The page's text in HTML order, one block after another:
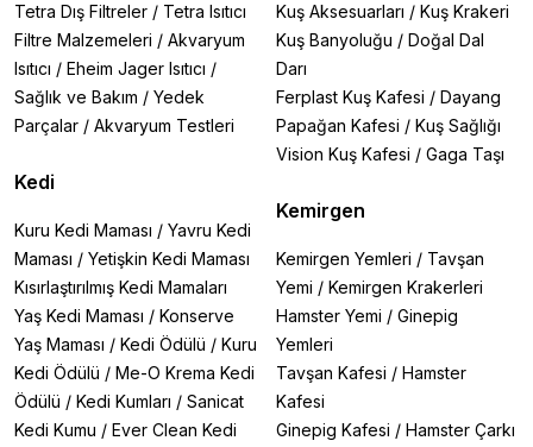
Tetra Dış Filtreler / Tetra Isıtıcı
Filtre Malzemeleri / Akvaryum
Isıtıcı / Eheim Jager Isıtıcı /
Sağlık ve Bakım / Yedek
Parçalar / Akvaryum Testleri
Kedi
Kuru Kedi Maması / Yavru Kedi
Maması / Yetişkin Kedi Maması
Kısırlaştırılmış Kedi Mamaları
Yaş Kedi Maması / Konserve
Yaş Maması / Kedi Ödülü / Kuru
Kedi Ödülü / Me-O Krema Kedi
Ödülü / Kedi Kumları / Sanicat
Kedi Kumu / Ever Clean Kedi
Kuş Aksesuarları / Kuş Krakeri
Kuş Banyoluğu / Doğal Dal
Darı
Ferplast Kuş Kafesi / Dayang
Papağan Kafesi / Kuş Sağlığı
Vision Kuş Kafesi / Gaga Taşı
Kemirgen
Kemirgen Yemleri / Tavşan
Yemi / Kemirgen Krakerleri
Hamster Yemi / Ginepig
Yemleri
Tavşan Kafesi / Hamster
Kafesi
Ginepig Kafesi / Hamster Çarkı